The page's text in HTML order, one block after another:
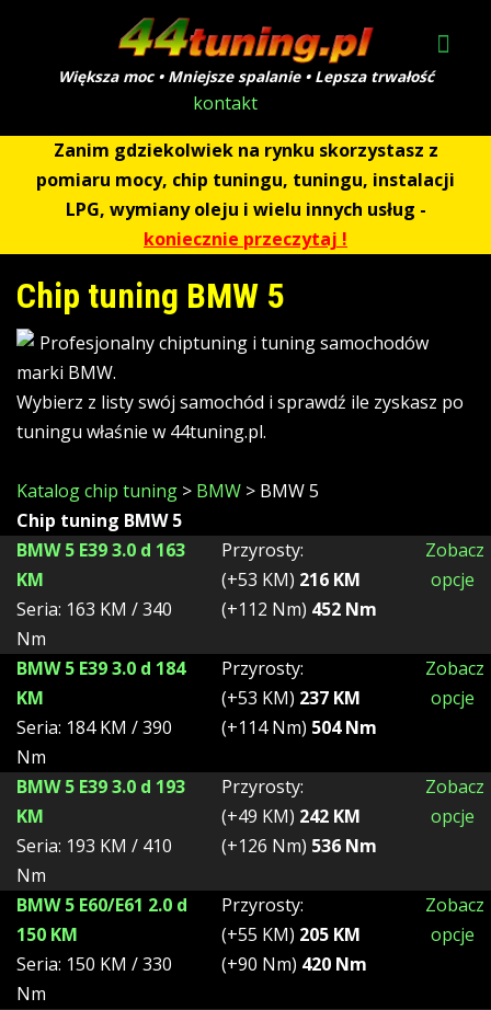
Większa moc • Mniejsze spalanie • Lepsza trwałość
kontakt
Zanim gdziekolwiek na rynku skorzystasz z
pomiaru mocy, chip tuningu, tuningu, instalacji
LPG, wymiany oleju i wielu innych usług -
koniecznie przeczytaj !
Chip tuning BMW 5
Profesjonalny chiptuning i tuning samochodów
marki BMW.
Wybierz z listy swój samochód i sprawdź ile zyskasz po
tuningu właśnie w 44tuning.pl.
Katalog chip tuning > BMW > BMW 5
Chip tuning BMW 5
BMW 5 E39 3.0 d 163
KM
Seria: 163 KM / 340
Nm
Przyrosty:
(+53 KM) 216 KM
(+112 Nm) 452 Nm
Zobacz
opcje
BMW 5 E39 3.0 d 184
KM
Seria: 184 KM / 390
Nm
Przyrosty:
(+53 KM) 237 KM
(+114 Nm) 504 Nm
Zobacz
opcje
BMW 5 E39 3.0 d 193
KM
Seria: 193 KM / 410
Nm
Przyrosty:
(+49 KM) 242 KM
(+126 Nm) 536 Nm
Zobacz
opcje
BMW 5 E60/E61 2.0 d
150 KM
Seria: 150 KM / 330
Nm
Przyrosty:
(+55 KM) 205 KM
(+90 Nm) 420 Nm
Zobacz
opcje